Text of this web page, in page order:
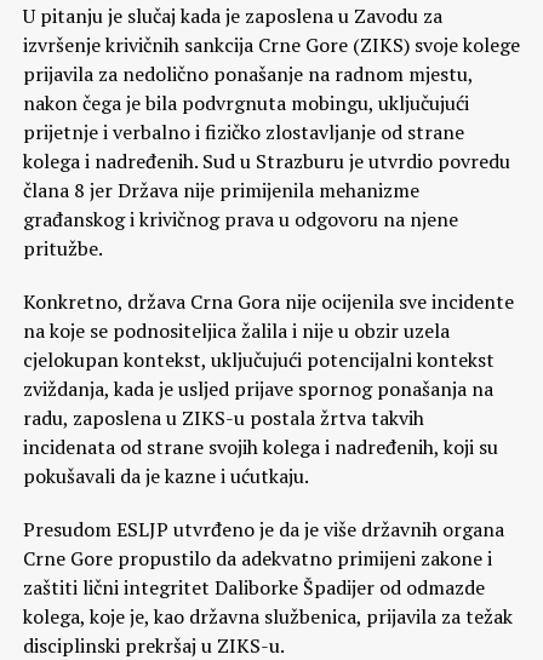
U pitanju je slučaj kada je zaposlena u Zavodu za
izvršenje krivičnih sankcija Crne Gore (ZIKS) svoje kolege
prijavila za nedolično ponašanje na radnom mjestu,
nakon čega je bila podvrgnuta mobingu, uključujući
prijetnje i verbalno i fizičko zlostavljanje od strane
kolega i nadređenih. Sud u Strazburu je utvrdio povredu
člana 8 jer Država nije primijenila mehanizme
građanskog i krivičnog prava u odgovoru na njene
pritužbe.
Konkretno, država Crna Gora nije ocijenila sve incidente
na koje se podnositeljica žalila i nije u obzir uzela
cjelokupan kontekst, uključujući potencijalni kontekst
zviždanja, kada je usljed prijave spornog ponašanja na
radu, zaposlena u ZIKS-u postala žrtva takvih
incidenata od strane svojih kolega i nadređenih, koji su
pokušavali da je kazne i ućutkaju.
Presudom ESLJP utvrđeno je da je više državnih organa
Crne Gore propustilo da adekvatno primijeni zakone i
zaštiti lični integritet Daliborke Špadijer od odmazde
kolega, koje je, kao državna službenica, prijavila za težak
disciplinski prekršaj u ZIKS-u.